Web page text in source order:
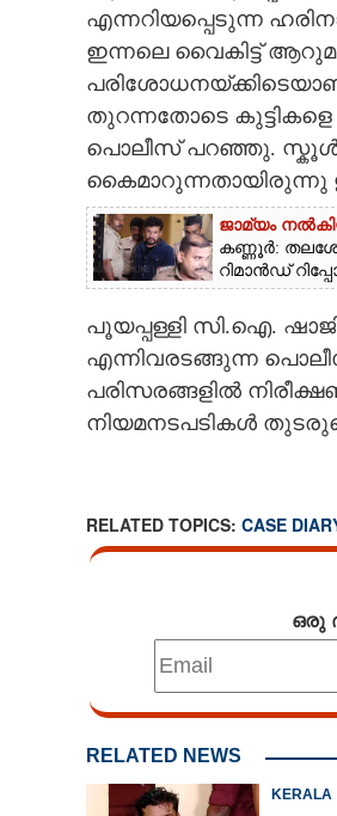
CONTACT US
എന്നറിയപ്പെടുന്ന
ഇന്നലെ വൈകിട്ട്
തുറന്നതോടെ കുട്ടികളെ
പൊലീസ് പറഞ്ഞു. സ്കൂൾ
കൈമാറുന്നതായിരുന്നു
ജാമ്യം
കണ്ണൂർ:
റിമാൻഡ്
പൂയപ്പള്ളി സി.ഐ.
എന്നിവരടങ്ങുന്ന
പരിസരങ്ങളിൽ
നിയമനടപടികൾ
RELATED TOPICS: CASE
ഒരു
RELATED NEWS
KERALA